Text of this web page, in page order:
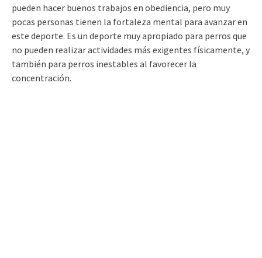
pueden hacer buenos trabajos en obediencia, pero muy
pocas personas tienen la fortaleza mental para avanzar en
este deporte. Es un deporte muy apropiado para perros que
no pueden realizar actividades más exigentes físicamente, y
también para perros inestables al favorecer la
concentración.